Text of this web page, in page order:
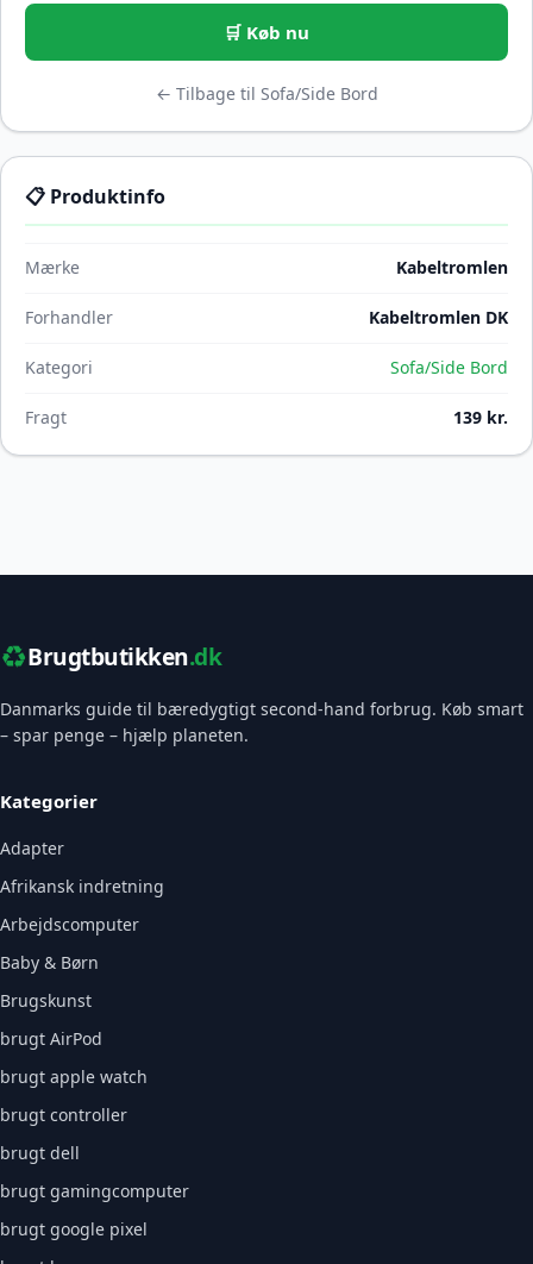
🛒 Køb nu
← Tilbage til Sofa/Side Bord
📋 Produktinfo
Mærke Kabeltromlen
Forhandler Kabeltromlen DK
Kategori Sofa/Side Bord
Fragt 139 kr.
♻️Brugtbutikken.dk
Danmarks guide til bæredygtigt second-hand forbrug. Køb smart
– spar penge – hjælp planeten.
Kategorier
Adapter
Afrikansk indretning
Arbejdscomputer
Baby & Børn
Brugskunst
brugt AirPod
brugt apple watch
brugt controller
brugt dell
brugt gamingcomputer
brugt google pixel